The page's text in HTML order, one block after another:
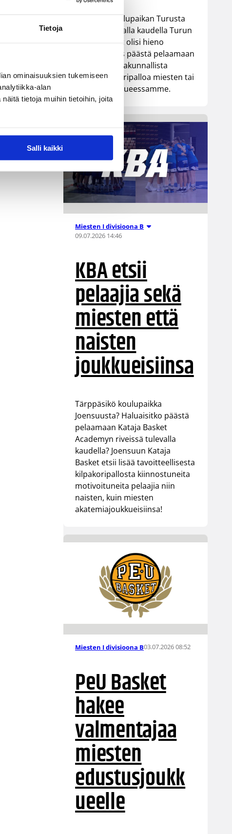
Tietoja
ominaisuuksien tukemiseen
alan
tietoja muihin tietoihin, joita
Salli kaikki
Saitko opiskelupaikan Turusta
tai asut tulevalla kaudella Turun
seudulla? Nyt olisi hieno
mahdollisuus päästä pelaamaan
aikuisten valtakunnallista
divisioona koripalloa miesten tai
naisten joukkueessamme.
Miesten I divisioona B
09.07.2026 14:46
KBA etsii
pelaajia sekä
miesten että
naisten
joukkueisiinsa
Tärppäsikö koulupaikka
Joensuusta? Haluaisitko päästä
pelaamaan Kataja Basket
Academyn riveissä tulevalla
kaudella? Joensuun Kataja
Basket etsii lisää tavoitteellisesta
kilpakoripallosta kiinnostuneita
motivoituneita pelaajia niin
naisten, kuin miesten
akatemiajoukkueisiinsa!
Miesten I divisioona B03.07.2026 08:52
PeU Basket
hakee
valmentajaa
miesten
edustusjoukk
ueelle